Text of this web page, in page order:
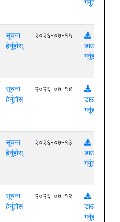
गर्नुहोस्
सूचना
हेर्नुहोस्
२०२६-०७-१५
डाउनलोड
गर्नुहोस्
सूचना
हेर्नुहोस्
२०२६-०७-१४
डाउनलोड
गर्नुहोस्
सूचना
हेर्नुहोस्
२०२६-०७-१३
डाउनलोड
गर्नुहोस्
सूचना
हेर्नुहोस्
२०२६-०७-१२
डाउनलोड
गर्नुहोस्